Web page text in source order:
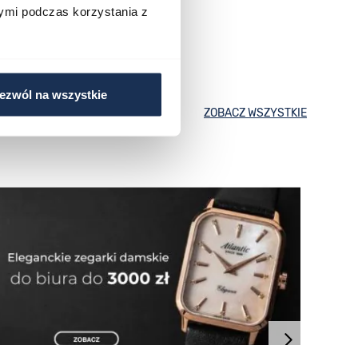
podczas korzystania z
na wszystkie
ZOBACZ WSZYSTKIE